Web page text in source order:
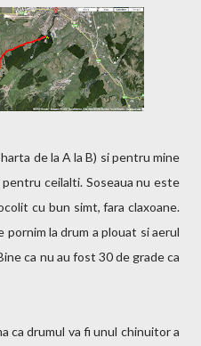
de la A la B) si pentru mine
ceilalti. Soseaua nu este
cu bun simt, fara claxoane.
la drum a plouat si aerul
ca nu au fost 30 de grade ca
ca drumul va fi unul chinuitor a